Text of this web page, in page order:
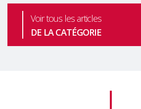
Voir tous les articles
DE LA CATÉGORIE